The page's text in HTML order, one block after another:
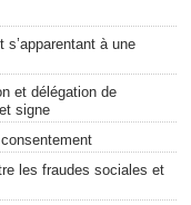
à une
et délégation de
signe
les fraudes sociales et